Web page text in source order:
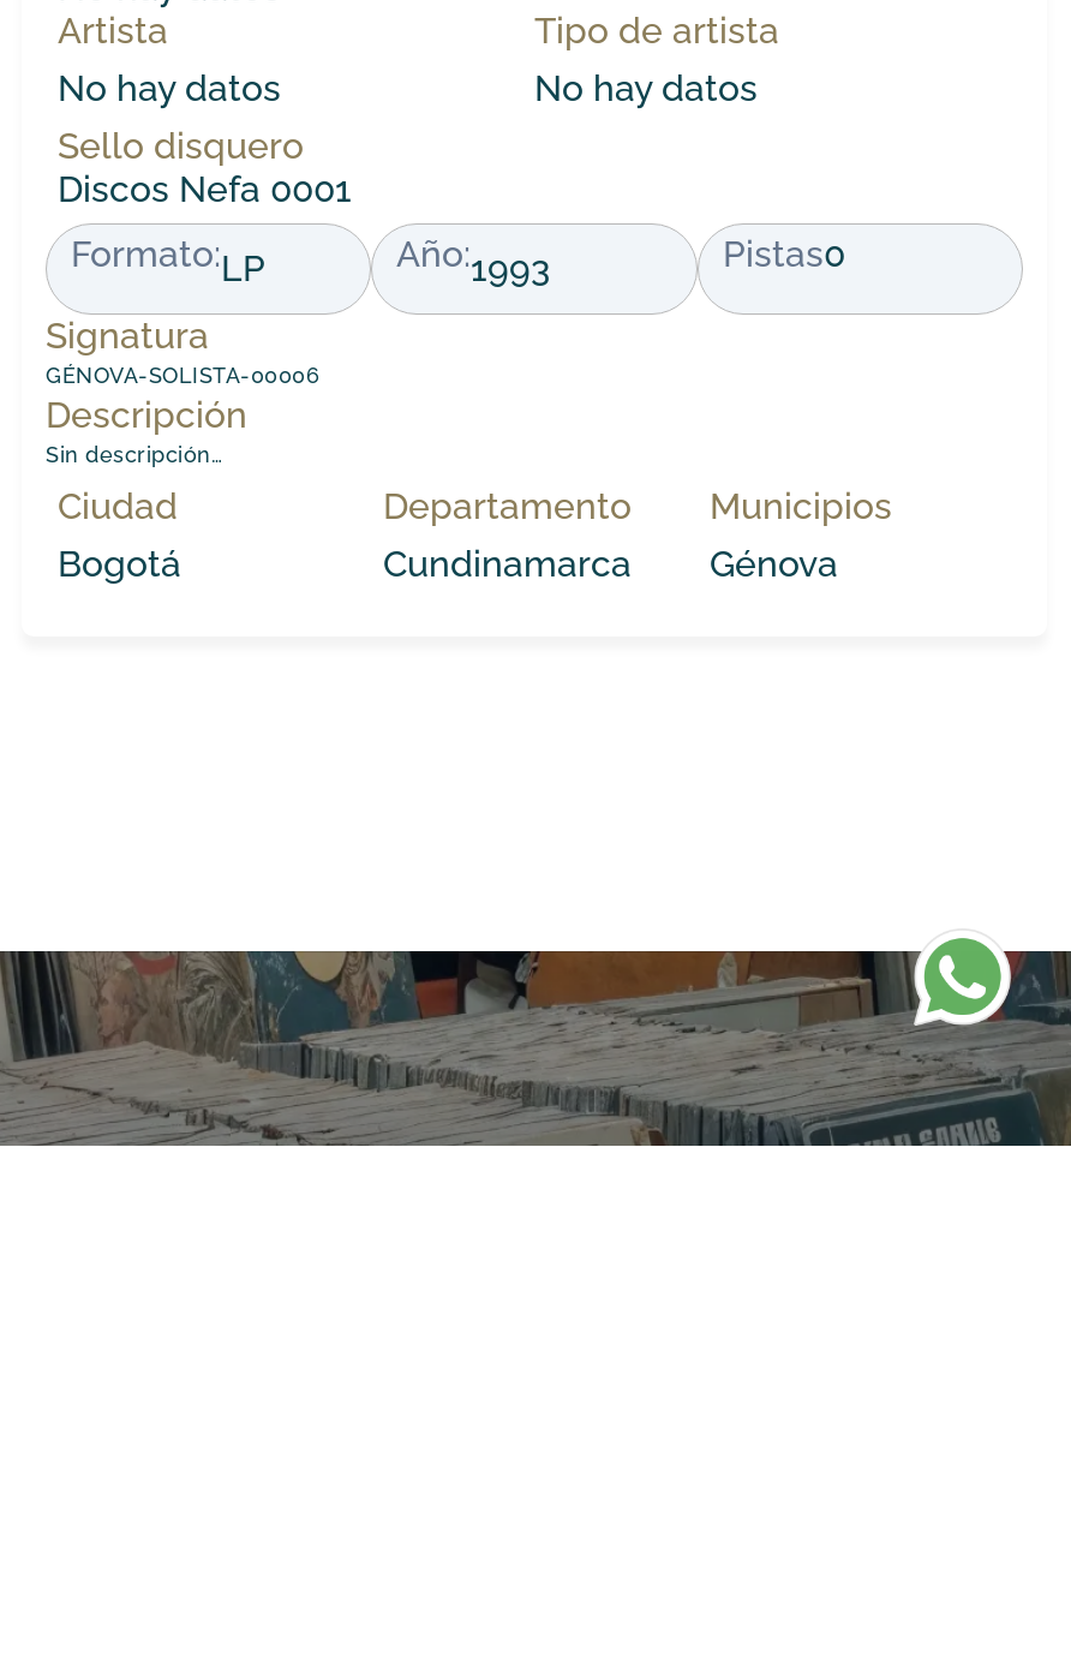
Artista
No hay datos
Tipo de artista
No hay datos
Sello disquero
Discos Nefa 0001
Formato:LP Año:1993 Pistas0
Signatura
GÉNOVA-SOLISTA-00006
Descripción
Sin descripción…
Ciudad
Bogotá
Departamento
Cundinamarca
Municipios
Génova